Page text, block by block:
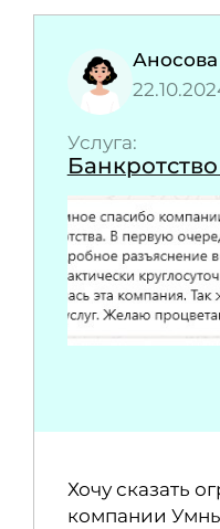
Услуга:
Хочу сказать
компании